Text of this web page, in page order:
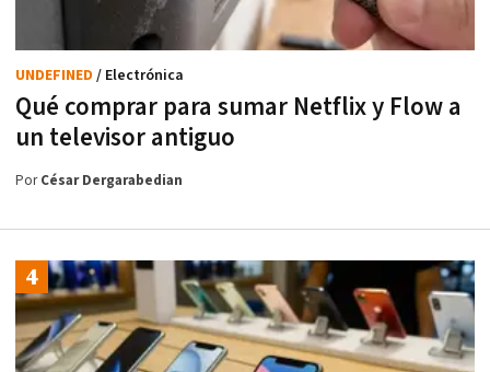
Qué comprar para sumar Netflix y Flow a
un televisor antiguo
UNDEFINED / Electrónica
PorCésar Dergarabedian